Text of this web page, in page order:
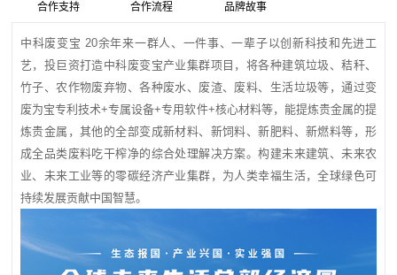
合作支持 合作流程 品牌故事
中科废变宝 20余年来一群人、一件事、一辈子以创新科技和先进工
艺，投巨资打造中科废变宝产业集群项目，将各种建筑垃圾、秸秆、
竹子、农作物废弃物、各种废水、废渣、废料、生活垃圾等，通过变
废为宝专利技术+专属设备+专用软件+核心材料等，能提炼贵金属的提
炼贵金属，其他的全部变成新材料、新饲料、新肥料、新燃料等，形
成全品类废料吃干榨净的综合处理解决方案。构建未来建筑、未来农
业、未来工业等的零碳经济产业集群，为人类幸福生活，全球绿色可
持续发展贡献中国智慧。